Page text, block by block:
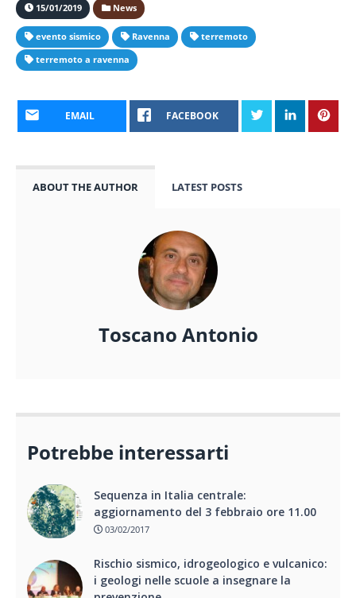
15/01/2019 News
evento sismico Ravenna
terremoto
terremoto a ravenna
EMAIL FACEBOOK
ABOUT THE AUTHOR LATEST POSTS
Toscano Antonio
Potrebbe interessarti
Sequenza in Italia centrale:
aggiornamento del 3 febbraio ore 11.00
03/02/2017
Rischio sismico, idrogeologico e vulcanico:
i geologi nelle scuole a insegnare la